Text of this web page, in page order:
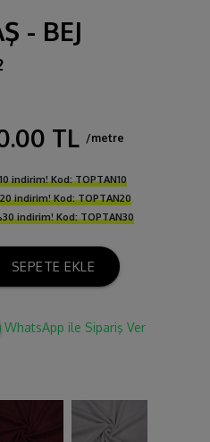
- BEJ
TL /metre
indirim! Kod: TOPTAN10
indirim! Kod: TOPTAN20
indirim! Kod: TOPTAN30
SEPETE EKLE
WhatsApp ile Sipariş Ver